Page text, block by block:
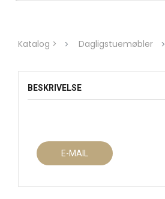
Katalog > Dagligstuemøbler
BESKRIVELSE
E-MAIL